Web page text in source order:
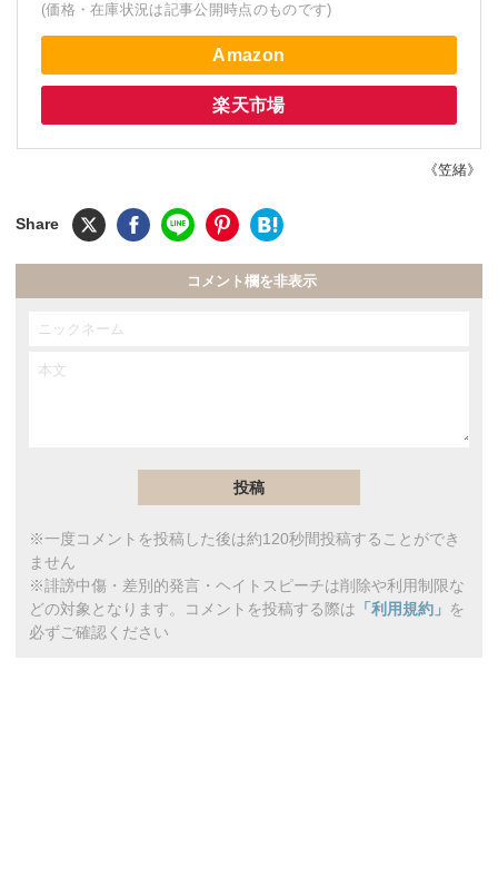
(価格・在庫状況は記事公開時点のものです)
Amazon
楽天市場
《笠緒》
コメント欄を非表示
※一度コメントを投稿した後は約120秒間投稿することができ
ません
※誹謗中傷・差別的発言・ヘイトスピーチは削除や利用制限な
どの対象となります。コメントを投稿する際は 「利用規約」 を
必ずご確認ください